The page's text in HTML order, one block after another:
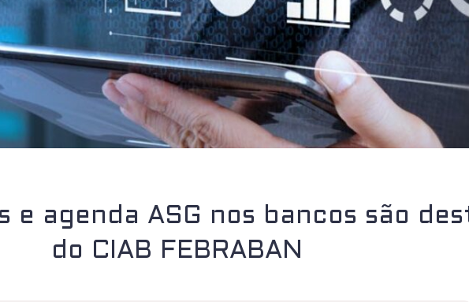
e agenda ASG nos bancos são
do CIAB FEBRABAN